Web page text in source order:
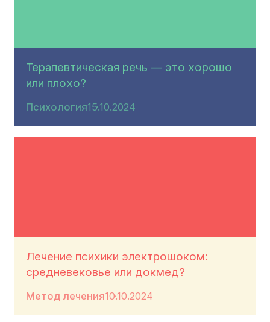
Терапевтическая речь — это хорошо
или плохо?
Психология15.10.2024
Лечение психики электрошоком:
средневековье или докмед?
Метод лечения10.10.2024